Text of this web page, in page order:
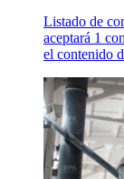
Listado de
aceptará 1
el contenido